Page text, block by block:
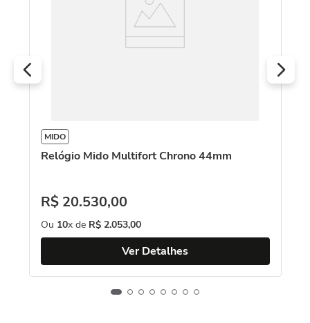
MIDO
Relógio Mido Multifort Chrono 44mm
R$ 20.530,00
Ou 10x de R$ 2.053,00
Ver Detalhes